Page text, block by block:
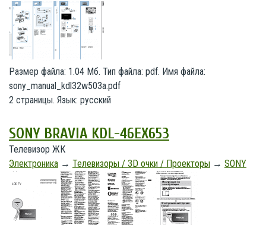
Размер файла: 1.04 Мб. Тип файла: pdf. Имя файла:
sony_manual_kdl32w503a.pdf
2 страницы. Язык: русский
SONY BRAVIA KDL-46EX653
Телевизор ЖК
Электроника → Телевизоры / 3D очки / Проекторы → SONY